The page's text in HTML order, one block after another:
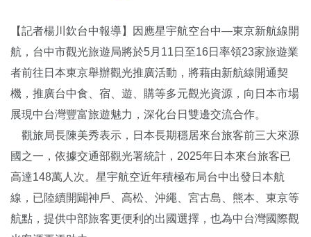
【記者楊川欽台中報導】因應星宇航空台中—東京新航線開
航，台中市觀光旅遊局將於5月11日至16日率領23家旅遊業
者前往日本東京舉辦觀光推廣活動，將藉由新航線開通契
機，推廣台中食、宿、遊、購等多元觀光資源，向日本市場
展現中台灣豐富旅遊魅力，深化台日雙邊交流合作。
觀旅局長陳美秀表示，日本長期穩居來台旅客前三大來源
國之一，依據交通部觀光署統計，2025年日本來台旅客已
高達148萬人次。星宇航空近年積極布局台中出發日本航
線，已陸續開闢神戶、高松、沖繩、宮古島、熊本、東京等
航點，提供中部旅客更便利的出國選擇，也為中台灣國際觀